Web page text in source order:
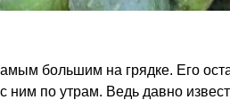
большим на грядке. Его
ним по утрам. Ведь давно